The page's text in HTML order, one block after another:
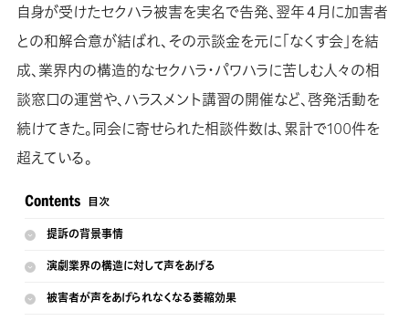
自身が受けたセクハラ被害を実名で告発、翌年４月に加害者
との和解合意が結ばれ、その示談金を元に「なくす会」を結
成、業界内の構造的なセクハラ・パワハラに苦しむ人々の相
談窓口の運営や、ハラスメント講習の開催など、啓発活動を
続けてきた。同会に寄せられた相談件数は、累計で100件を
超えている。
提訴の背景事情
演劇業界の構造に対して声をあげる
被害者が声をあげられなくなる萎縮効果